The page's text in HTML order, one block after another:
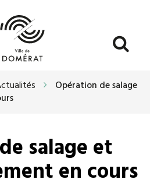
la
Opération de salage
salage et
en cours